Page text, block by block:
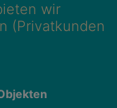
wir
(Privatkunden